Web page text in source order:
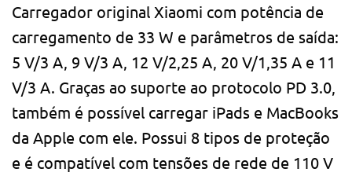
Carregador original Xiaomi com potência de
carregamento de 33 W e parâmetros de saída:
5 V/3 A, 9 V/3 A, 12 V/2,25 A, 20 V/1,35 A e 11
V/3 A. Graças ao suporte ao protocolo PD 3.0,
também é possível carregar iPads e MacBooks
da Apple com ele. Possui 8 tipos de proteção
e é compatível com tensões de rede de 110 V